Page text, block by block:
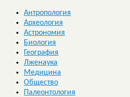
Антропология
Археология
Астрономия
Биология
География
Лженаука
Медицина
Общество
Палеонтология